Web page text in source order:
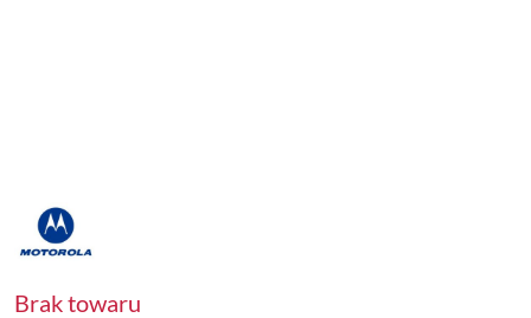
NAZWA
PRODUCENTA:
MOTOROLA
Brak towaru